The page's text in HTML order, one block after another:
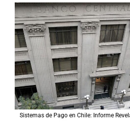
Sistemas de Pago en Chile: Informe